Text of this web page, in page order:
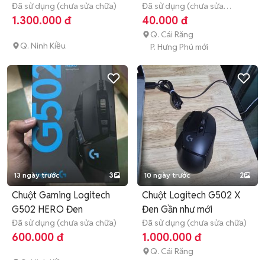
Bluetooth Đen
Đã sử dụng (chưa sửa chữa)
1.300.000 đ
Q. Ninh Kiều
Đã sử dụng (chưa sửa
chữa) Hết bảo hành
40.000 đ
Q. Cái Răng
P. Hưng Phú mới
13 ngày trước 3
Chuột Gaming Logitech
G502 HERO Đen
Đã sử dụng (chưa sửa chữa)
600.000 đ
10 ngày trước 2
Chuột Logitech G502 X
Đen Gần như mới
Đã sử dụng (chưa sửa chữa)
1.000.000 đ
Q. Cái Răng